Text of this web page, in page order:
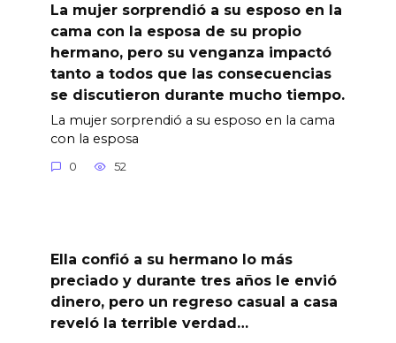
La mujer sorprendió a su esposo en la
cama con la esposa de su propio
hermano, pero su venganza impactó
tanto a todos que las consecuencias
se discutieron durante mucho tiempo.
La mujer sorprendió a su esposo en la cama
con la esposa
0 52
Ella confió a su hermano lo más
preciado y durante tres años le envió
dinero, pero un regreso casual a casa
reveló la terrible verdad…